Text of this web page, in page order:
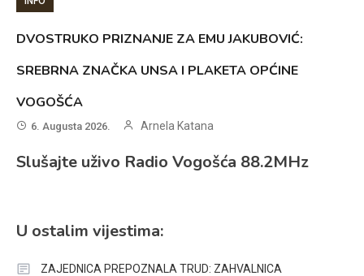
DVOSTRUKO PRIZNANJE ZA EMU JAKUBOVIĆ:
SREBRNA ZNAČKA UNSA I PLAKETA OPĆINE
VOGOŠĆA
6. Augusta 2026. Arnela Katana
Slušajte uživo Radio Vogošća 88.2MHz
U ostalim vijestima:
ZAJEDNICA PREPOZNALA TRUD: ZAHVALNICA